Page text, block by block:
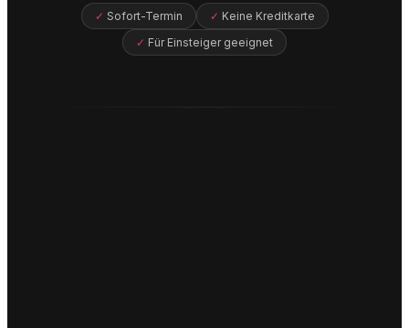
Sofort-Termin
Keine Kreditkarte
Für Einsteiger geeignet